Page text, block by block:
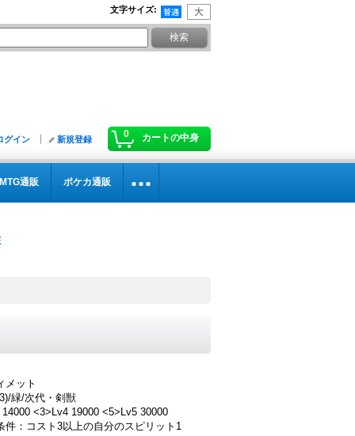
文字サイズ:
0 カートの中身
グイン 新規登録
MTG通販 ポケカ通販
メット
緑/次代・剣獣
<3>Lv4 19000 <5>Lv5 30000
件：コスト3以上の自分のスピリット1